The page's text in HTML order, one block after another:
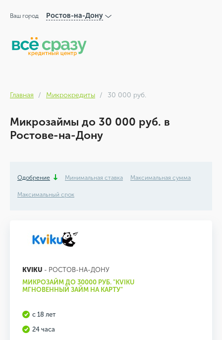
Ваш город Ростов-на-Дону
Главная Микрокредиты 30 000 руб.
Микрозаймы до 30 000 руб. в
Ростове-на-Дону
Одобрение Минимальная ставка Максимальная сумма
Максимальный срок
KVIKU - РОСТОВ-НА-ДОНУ
МИКРОЗАЙМ ДО 30000 РУБ. "KVIKU
МГНОВЕННЫЙ ЗАЙМ НА КАРТУ"
с 18 лет
24 часа